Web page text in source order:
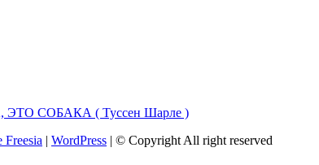
СОБАКА ( Туссен Шарле )
Freesia | WordPress | © Copyright All right reserved